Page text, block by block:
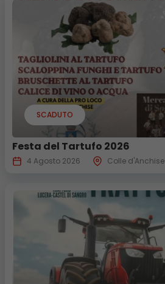
SCADUTO
Festa del Tartufo 2026
4 Agosto 2026 Colle d'Anchise